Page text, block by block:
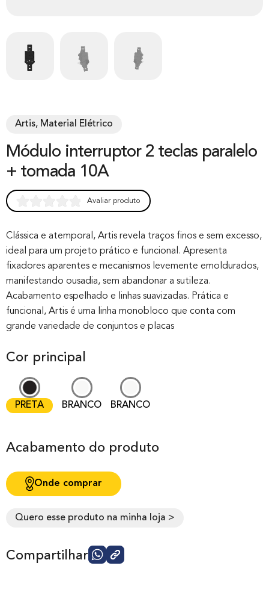
Artis, Material Elétrico
Módulo interruptor 2 teclas paralelo
+ tomada 10A
out of 0
based on
customer
rating
Avaliar produto
Clássica e atemporal, Artis revela traços finos e sem excesso,
ideal para um projeto prático e funcional. Apresenta
fixadores aparentes e mecanismos levemente emoldurados,
manifestando ousadia, sem abandonar a sutileza.
Acabamento espelhado e linhas suavizadas. Prática e
funcional, Artis é uma linha monobloco que conta com
grande variedade de conjuntos e placas
Cor principal
PRETA BRANCO BRANCO
Acabamento do produto
Onde comprar
Quero esse produto na minha loja >
Compartilhar